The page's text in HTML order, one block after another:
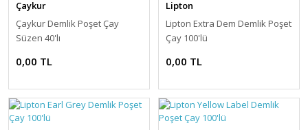
Çaykur
Çaykur Demlik Poşet Çay
Süzen 40'lı
0,00 TL
Lipton
Lipton Extra Dem Demlik Poşet
Çay 100'lü
0,00 TL